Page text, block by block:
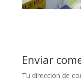
Enviar
Tu dirección de